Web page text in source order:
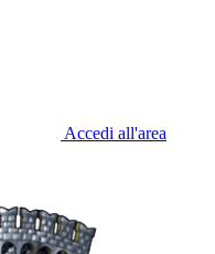
Accedi all'area